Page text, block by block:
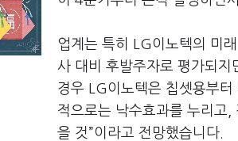
업계는 특히 LG이노텍의 미
사 대비 후발주자로 평가되
경우 LG이노텍은 칩셋용부터
적으로는 낙수효과를 누리고
을 것”이라고 전망했습니다.